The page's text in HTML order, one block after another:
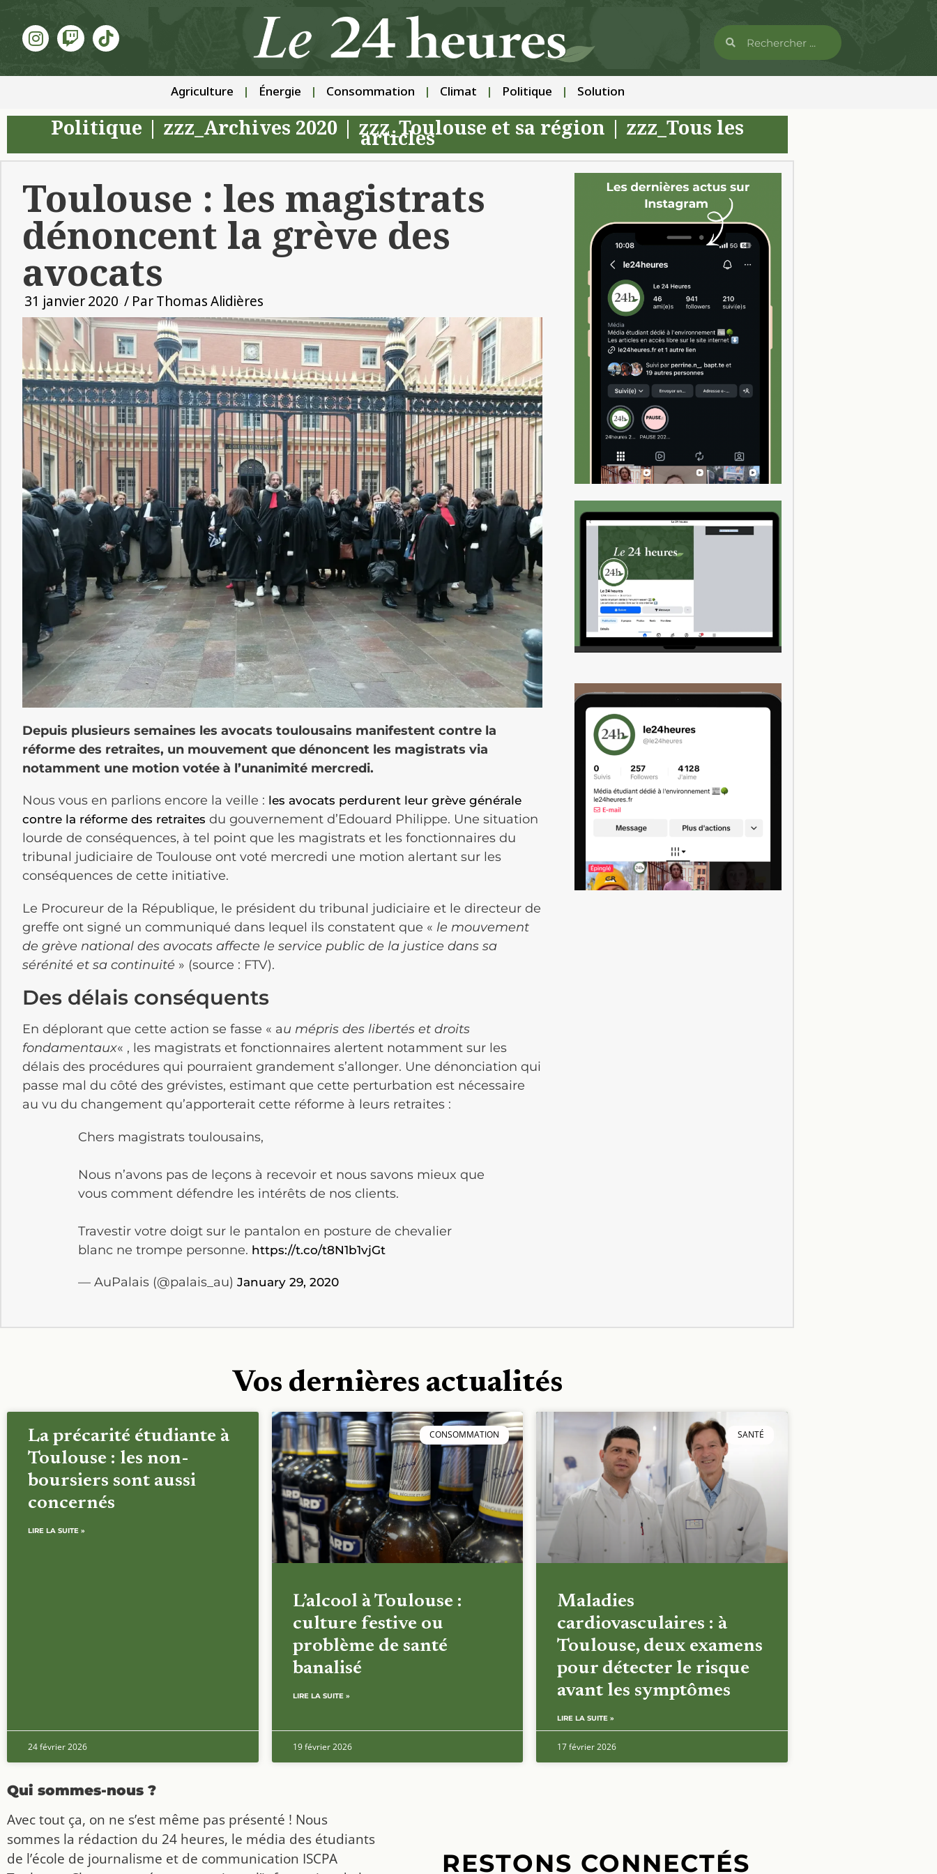
Agriculture Énergie Consommation Climat Politique Solution
Politique zzz_Archives 2020 zzz_Toulouse et sa région zzz_Tous les
articles
Toulouse : les magistrats
dénoncent la grève des
avocats
31 janvier 2020 / ParThomas Alidières
Depuis plusieurs semaines les avocats toulousains manifestent contre la
réforme des retraites, un mouvement que dénoncent les magistrats via
notamment une motion votée à l’unanimité mercredi.
Nous vous en parlions encore la veille : les avocats perdurent leur grève générale
contre la réforme des retraites du gouvernement d’Edouard Philippe. Une situation
lourde de conséquences, à tel point que les magistrats et les fonctionnaires du
tribunal judiciaire de Toulouse ont voté mercredi une motion alertant sur les
conséquences de cette initiative.
Le Procureur de la République, le président du tribunal judiciaire et le directeur de
greffe ont signé un communiqué dans lequel ils constatent que « le mouvement
de grève national des avocats affecte le service public de la justice dans sa
sérénité et sa continuité » (source : FTV).
Des délais conséquents
En déplorant que cette action se fasse « au mépris des libertés et droits
fondamentaux« , les magistrats et fonctionnaires alertent notamment sur les
délais des procédures qui pourraient grandement s’allonger. Une dénonciation qui
passe mal du côté des grévistes, estimant que cette perturbation est nécessaire
au vu du changement qu’apporterait cette réforme à leurs retraites :
Chers magistrats toulousains,
Nous n’avons pas de leçons à recevoir et nous savons mieux que
vous comment défendre les intérêts de nos clients.
Travestir votre doigt sur le pantalon en posture de chevalier
blanc ne trompe personne. https://t.co/t8N1b1vjGt
— AuPalais (@palais_au) January 29, 2020
Vos dernières actualités
La précarité étudiante à
Toulouse : les non-
boursiers sont aussi
concernés
LIRE LA SUITE »
24 février 2026
CONSOMMATION
L’alcool à Toulouse :
culture festive ou
problème de santé
banalisé
LIRE LA SUITE »
19 février 2026
SANTÉ
Maladies
cardiovasculaires : à
Toulouse, deux examens
pour détecter le risque
avant les symptômes
LIRE LA SUITE »
17 février 2026
Qui sommes-nous ?
Avec tout ça, on ne s’est même pas présenté ! Nous
sommes la rédaction du 24 heures, le média des étudiants
de l’école de journalisme et de communication ISCPA
RESTONS CONNECTÉS